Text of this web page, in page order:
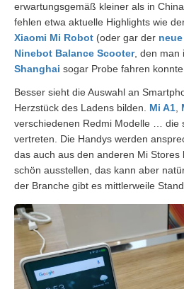
erwartungsgemäß kleiner als in
fehlen etwa aktuelle Highlights wie
Xiaomi Mi Robot (oder gar der
Ninebot Balance Scooter, den man
Shanghai sogar Probe fahren konnte.
Besser sieht die Auswahl an
Herzstück des Ladens bilden. Mi A1
verschiedenen Redmi Modelle … die
vertreten. Die Handys werden
das auch aus den anderen Mi Stores
schön ausstellen, das kann aber
der Branche gibt es mittlerweile